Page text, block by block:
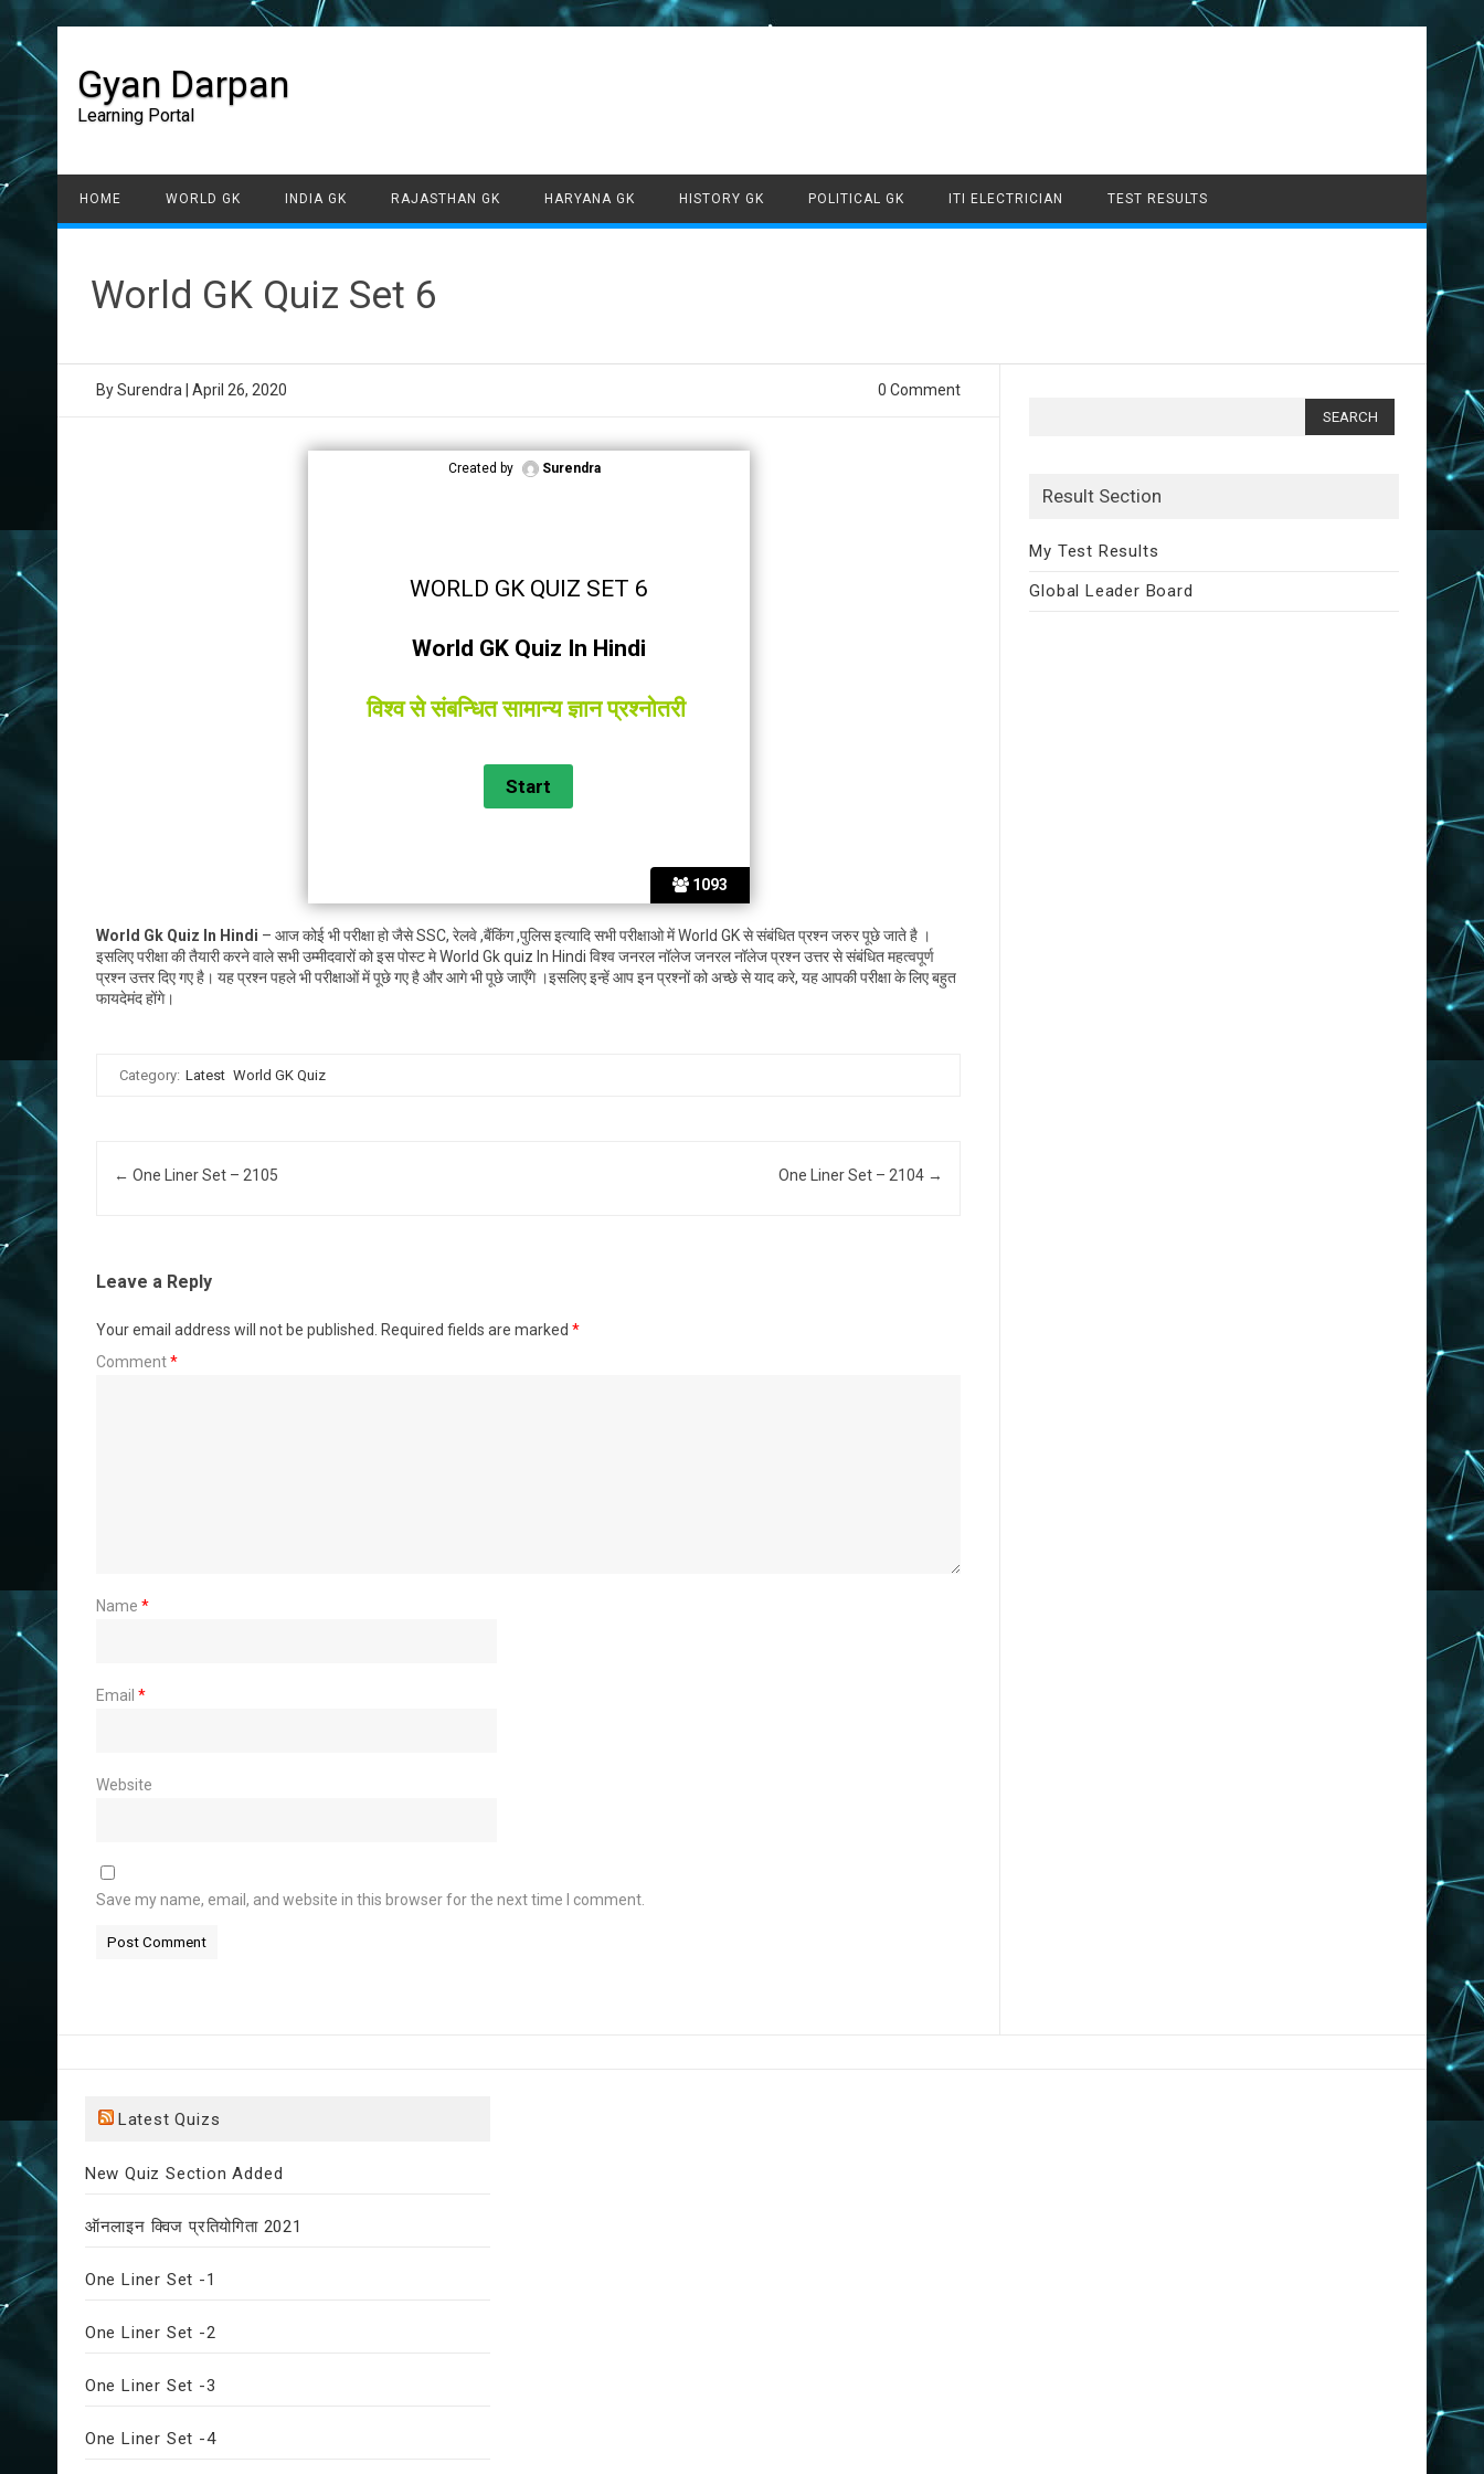
Gyan Darpan
Learning Portal
Skip to content
HOME WORLD GK INDIA GK RAJASTHAN GK HARYANA GK HISTORY GK POLITICAL GK ITI ELECTRICIAN TEST RESULTS
World GK Quiz Set 6
BySurendra April 26, 2020 0 Comment
1093
Created by Surendra
WORLD GK QUIZ SET 6
World GK Quiz In Hindi
विश्व से संबन्धित सामान्य ज्ञान प्रश्नोतरी
World Gk Quiz In Hindi – आज कोई भी परीक्षा हो जैसे SSC, रेलवे ,बैंकिंग ,पुलिस इत्यादि सभी परीक्षाओ में World GK से संबंधित प्रश्न जरुर पूछे जाते है ।
इसलिए परीक्षा की तैयारी करने वाले सभी उम्मीदवारों को इस पोस्ट मे World Gk quiz In Hindi विश्व जनरल नॉलेज जनरल नॉलेज प्रश्न उत्तर से संबंधित महत्वपूर्ण
प्रश्न उत्तर दिए गए है। यह प्रश्न पहले भी परीक्षाओं में पूछे गए है और आगे भी पूछे जाएँगे ।इसलिए इन्हें आप इन प्रश्नों को अच्छे से याद करे, यह आपकी परीक्षा के लिए बहुत
फायदेमंद होंगे।
Category: Latest World GK Quiz
Post navigation
← One Liner Set – 2105 One Liner Set – 2104 →
Leave a Reply
Your email address will not be published. Required fields are marked *
Comment*
Name *
Email *
Website
Save my name, email, and website in this browser for the next time I comment.
Result Section
My Test Results
Global Leader Board
Latest Quizs
New Quiz Section Added
ऑनलाइन क्विज प्रतियोगिता 2021
One Liner Set -1
One Liner Set -2
One Liner Set -3
One Liner Set -4